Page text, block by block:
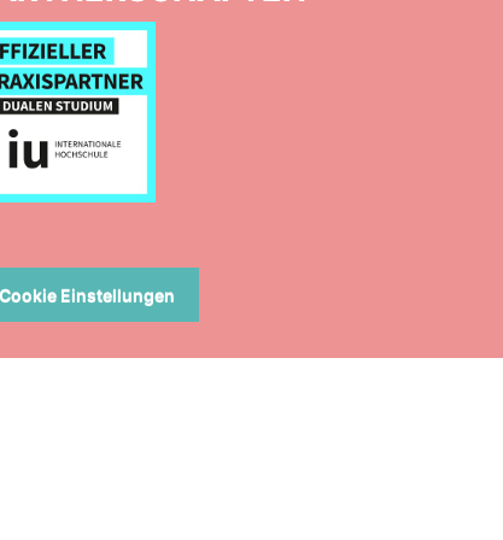
Cookie Einstellungen